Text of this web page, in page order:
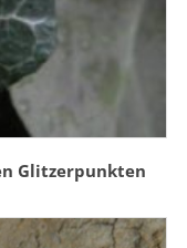
Glitzerpunkten